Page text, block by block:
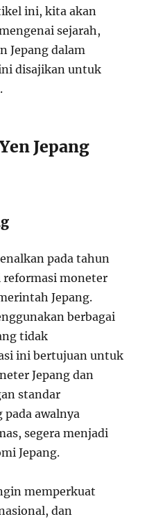
ini, kita akan
sejarah,
Jepang dalam
disajikan untuk
.
Jepang
pada tahun
reformasi moneter
Jepang.
berbagai
tidak
ini bertujuan untuk
Jepang dan
standar
pada awalnya
segera menjadi
Jepang.
memperkuat
dan